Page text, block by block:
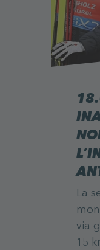
La
via
15